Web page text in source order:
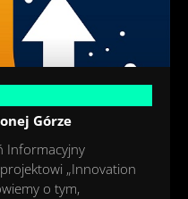
Górze
Informacyjny
„Innovation
o tym,